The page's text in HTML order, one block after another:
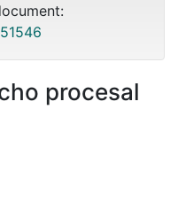
procesal